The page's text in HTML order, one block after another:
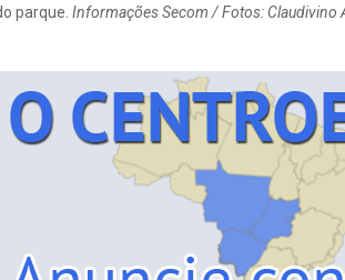
parque. Informações Secom / Fotos: Claudivino